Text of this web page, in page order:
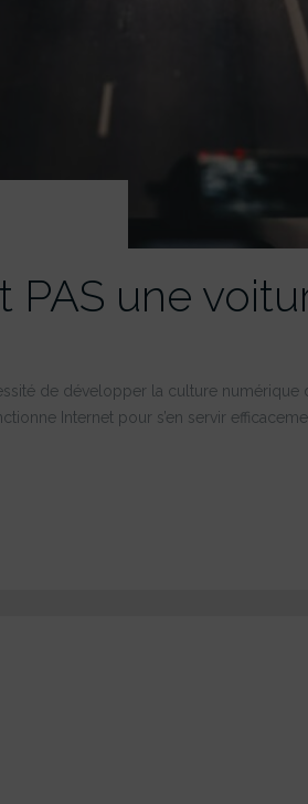
PAS une
de développer la culture
Internet pour s’en servir